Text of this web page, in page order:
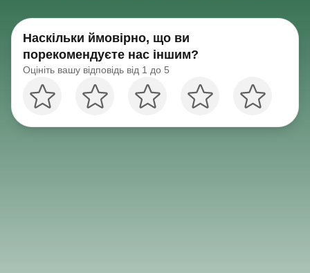
Наскільки ймовірно, що ви
порекомендуєте нас іншим?
Оцініть вашу відповідь від 1 до 5